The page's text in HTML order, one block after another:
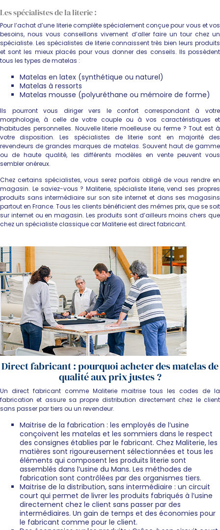
Les spécialistes de la literie :
Pour l’achat d’une literie complète spécialement conçue pour vous et vos
besoins, nous vous conseillons vivement d’aller faire un tour chez un
spécialiste. Les spécialistes de literie connaissent très bien leurs produits
et sont les mieux placés pour vous donner des conseils. Ils possèdent
tous les types de matelas :
Matelas en latex (synthétique ou naturel)
Matelas à ressorts
Matelas mousse (polyuréthane ou mémoire de forme)
Ils pourront vous diriger vers le confort correspondant à votre
morphologie, à celle de votre couple ou à vos caractéristiques et
habitudes personnelles. Nouvelle literie moelleuse ou ferme ? Tout est à
votre disposition. Les spécialistes de literie sont en majorité des
revendeurs de grandes marques de matelas. Souvent haut de gamme
ou de haute qualité, les différents modèles en vente peuvent vous
sembler onéreux.
Chez certains spécialistes, vous serez parfois obligé de vous rendre en
magasin. Le saviez-vous ? Maliterie, spécialiste literie, vend ses propres
produits sans intermédiaire sur son site internet et dans ses magasins
partout en France. Tous les clients bénéficient des mêmes prix, que se soit
sur internet ou en magasin. Les produits sont d’ailleurs moins chers que
chez un spécialiste classique car Maliterie est direct fabricant.
Direct fabricant : pourquoi acheter des matelas de
qualité aux prix justes ?
Un direct fabricant comme Maliterie maitrise tous les codes de la
fabrication et assure sa propre distribution directement chez le client
sans passer par tiers ou un revendeur.
Maitrise de la fabrication : les employés de l’usine
conçoivent les matelas et les sommiers dans le respect
des consignes établies par le fabricant. Chez Maliterie, les
matières sont rigoureusement sélectionnées et tous les
éléments qui composent les produits literie sont
assemblés dans l’usine du Mans. Les méthodes de
fabrication sont contrôlées par des organismes tiers.
Maitrise de la distribution, sans intermédiaire : un circuit
court qui permet de livrer les produits fabriqués à l’usine
directement chez le client sans passer par des
intermédiaires. Un gain de temps et des économies pour
le fabricant comme pour le client.